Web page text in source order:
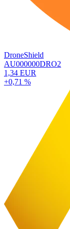
DroneShield
AU000000DRO2
1,34 EUR
+0,71 %